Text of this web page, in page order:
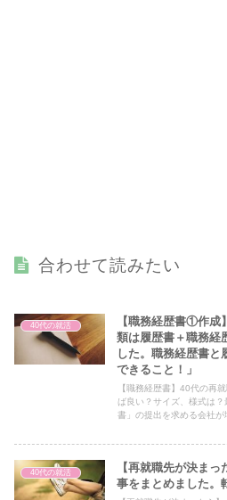
合わせて読みたい
40代の就活
【職務経歴書①作成
類は履歴書＋職務経
した。職務経歴書と
できること！」
【職務経歴書】40代の再
ば良い？サイズ、様式は
書」の提出を求める会社が
ールできるように、職務
40代の就活
【再就職先が決ま
事をまとめました。